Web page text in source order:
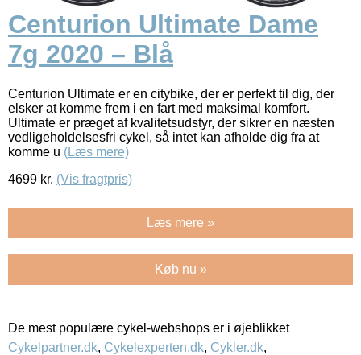
Centurion Ultimate Dame
7g 2020 – Blå
Centurion Ultimate er en citybike, der er perfekt til dig, der
elsker at komme frem i en fart med maksimal komfort.
Ultimate er præget af kvalitetsudstyr, der sikrer en næsten
vedligeholdelsesfri cykel, så intet kan afholde dig fra at
komme u (Læs mere)
4699 kr. (Vis fragtpris)
Læs mere »
Køb nu »
De mest populære cykel-webshops er i øjeblikket
Cykelpartner.dk, Cykelexperten.dk, Cykler.dk,